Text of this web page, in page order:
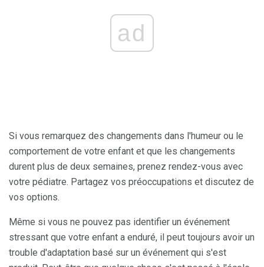
ad
Si vous remarquez des changements dans l'humeur ou le
comportement de votre enfant et que les changements
durent plus de deux semaines, prenez rendez-vous avec
votre pédiatre. Partagez vos préoccupations et discutez de
vos options.
Même si vous ne pouvez pas identifier un événement
stressant que votre enfant a enduré, il peut toujours avoir un
trouble d'adaptation basé sur un événement qui s'est